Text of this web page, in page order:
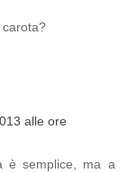
carota?
alle ore
è semplice, ma a